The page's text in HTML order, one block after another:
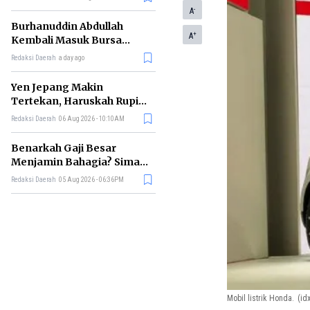
Burhanuddin Abdullah
Kembali Masuk Bursa
Gubernur BI, Ini Rekam
Redaksi Daerah a day ago
Yen Jepang Makin
Tertekan, Haruskah Rupiah
Ikut Khawatir?
Redaksi Daerah 06 Aug 2026 - 10:10AM
Benarkah Gaji Besar
Menjamin Bahagia? Simak
Penjelasan Ilmu Ekonomi
Redaksi Daerah 05 Aug 2026 - 06:36PM
A-
A+
Mobil listrik Honda.